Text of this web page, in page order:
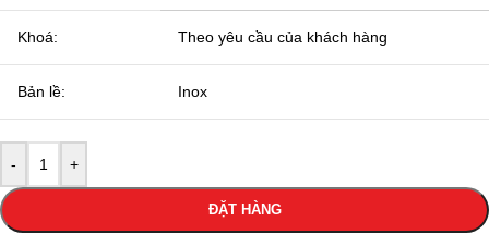
Khoá: Theo yêu cầu của khách hàng
Bản lề: Inox
- +
ĐẶT HÀNG